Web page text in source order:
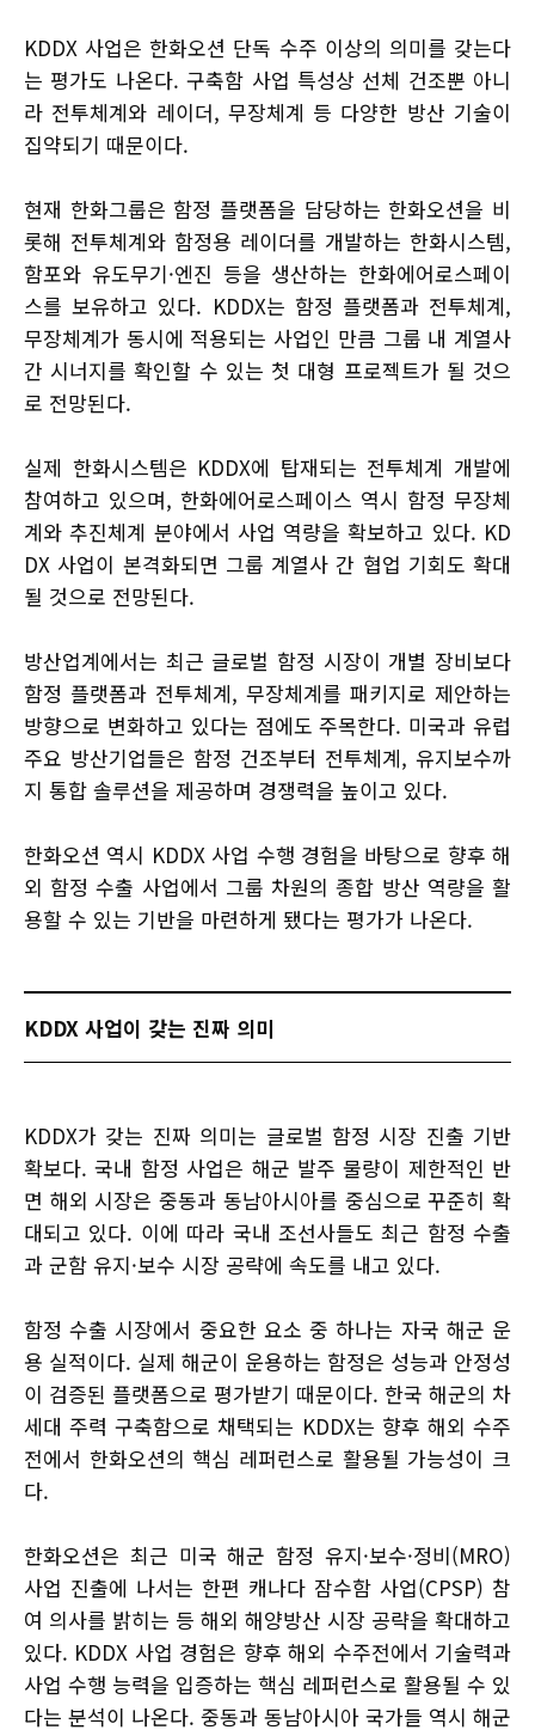
KDDX 사업은 한화오션 단독 수주 이상의 의미를 갖는다
는 평가도 나온다. 구축함 사업 특성상 선체 건조뿐 아니
라 전투체계와 레이더, 무장체계 등 다양한 방산 기술이
집약되기 때문이다.
현재 한화그룹은 함정 플랫폼을 담당하는 한화오션을 비
롯해 전투체계와 함정용 레이더를 개발하는 한화시스템,
함포와 유도무기·엔진 등을 생산하는 한화에어로스페이
스를 보유하고 있다. KDDX는 함정 플랫폼과 전투체계,
무장체계가 동시에 적용되는 사업인 만큼 그룹 내 계열사
간 시너지를 확인할 수 있는 첫 대형 프로젝트가 될 것으
로 전망된다.
실제 한화시스템은 KDDX에 탑재되는 전투체계 개발에
참여하고 있으며, 한화에어로스페이스 역시 함정 무장체
계와 추진체계 분야에서 사업 역량을 확보하고 있다. KD
DX 사업이 본격화되면 그룹 계열사 간 협업 기회도 확대
될 것으로 전망된다.
방산업계에서는 최근 글로벌 함정 시장이 개별 장비보다
함정 플랫폼과 전투체계, 무장체계를 패키지로 제안하는
방향으로 변화하고 있다는 점에도 주목한다. 미국과 유럽
주요 방산기업들은 함정 건조부터 전투체계, 유지보수까
지 통합 솔루션을 제공하며 경쟁력을 높이고 있다.
한화오션 역시 KDDX 사업 수행 경험을 바탕으로 향후 해
외 함정 수출 사업에서 그룹 차원의 종합 방산 역량을 활
용할 수 있는 기반을 마련하게 됐다는 평가가 나온다.
KDDX 사업이 갖는 진짜 의미
KDDX가 갖는 진짜 의미는 글로벌 함정 시장 진출 기반
확보다. 국내 함정 사업은 해군 발주 물량이 제한적인 반
면 해외 시장은 중동과 동남아시아를 중심으로 꾸준히 확
대되고 있다. 이에 따라 국내 조선사들도 최근 함정 수출
과 군함 유지·보수 시장 공략에 속도를 내고 있다.
함정 수출 시장에서 중요한 요소 중 하나는 자국 해군 운
용 실적이다. 실제 해군이 운용하는 함정은 성능과 안정성
이 검증된 플랫폼으로 평가받기 때문이다. 한국 해군의 차
세대 주력 구축함으로 채택되는 KDDX는 향후 해외 수주
전에서 한화오션의 핵심 레퍼런스로 활용될 가능성이 크
다.
한화오션은 최근 미국 해군 함정 유지·보수·정비(MRO)
사업 진출에 나서는 한편 캐나다 잠수함 사업(CPSP) 참
여 의사를 밝히는 등 해외 해양방산 시장 공략을 확대하고
있다. KDDX 사업 경험은 향후 해외 수주전에서 기술력과
사업 수행 능력을 입증하는 핵심 레퍼런스로 활용될 수 있
다는 분석이 나온다. 중동과 동남아시아 국가들 역시 해군